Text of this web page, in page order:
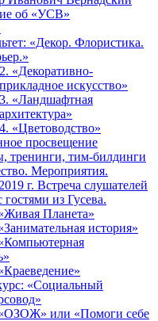
об «УСВ»
«Декор. Флористика.
2. «Декоративно-
прикладное искусство»
3. «Ландшафтная
архитектура»
4. «Цветоводство»
просвещение
тренинги, тим-билдинги
Мероприятия.
г. Встреча слушателей
из Гусева.
Планета»
история»
«Социальный
или «Помоги себе